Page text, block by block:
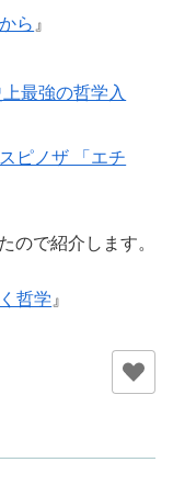
ら 』
上最強の哲学入
ピノザ 「エチ
ので紹介します。
哲学 』